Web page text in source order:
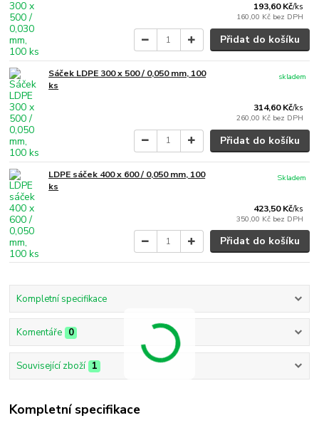
193,60 Kč/ks
160,00 Kč bez DPH
Přidat do košíku
Sáček LDPE 300 x 500 / 0,050 mm, 100
ks
314,60 Kč/ks
260,00 Kč bez DPH
skladem
Přidat do košíku
LDPE sáček 400 x 600 / 0,050 mm, 100
ks
423,50 Kč/ks
350,00 Kč bez DPH
Skladem
Přidat do košíku
Kompletní specifikace
Komentáře 0
Související zboží 1
Kompletní specifikace